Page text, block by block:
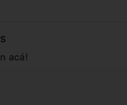
acá!